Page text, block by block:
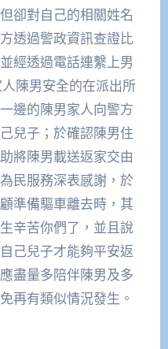
卻對自己的相關姓名
透過警政資訊查證比
經透過電話連繫上男
陳男安全的在派出所
邊的陳男家人向警方
兒子；於確認陳男住
將陳男載送返家交由
民服務深表感謝，於
準備驅車離去時，其
辛苦你們了，並且說
己兒子才能夠平安返
盡量多陪伴陳男及多
再有類似情況發生。